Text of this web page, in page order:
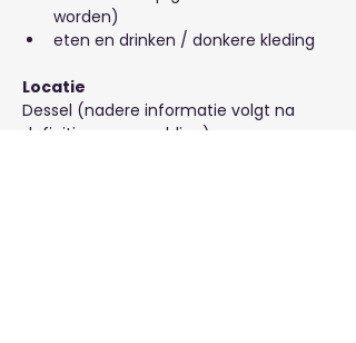
worden)
eten en drinken / donkere kleding
Locatie
Dessel (nadere informatie volgt na
definitieve aanmelding)